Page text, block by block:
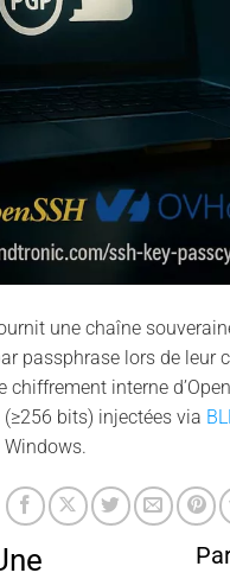
une chaîne
passphrase lors de
interne
bits) injectées via
Windows.